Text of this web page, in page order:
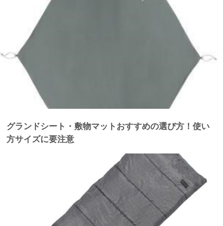
グランドシート・敷物マットおすすめの選び方！使い
方サイズに要注意